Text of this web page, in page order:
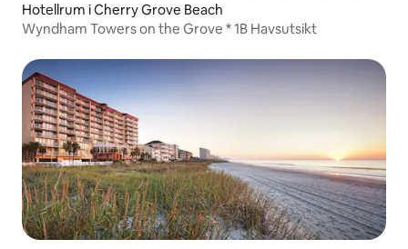
Hotellrum i Cherry Grove Beach
Wyndham Towers on the Grove * 1B Havsutsikt